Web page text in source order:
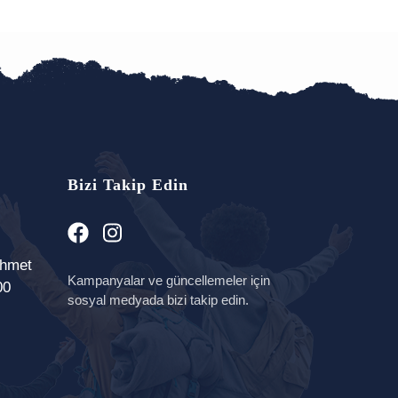
Bizi Takip Edin
Kampanyalar ve güncellemeler için
sosyal medyada bizi takip edin.